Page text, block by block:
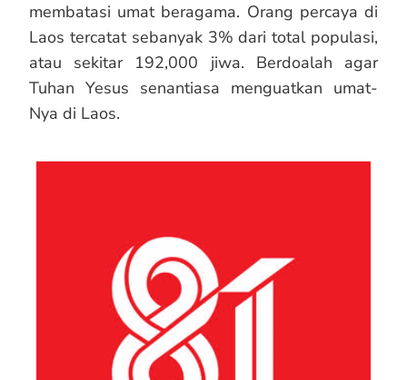
membatasi umat beragama. Orang percaya di
Laos tercatat sebanyak 3% dari total populasi,
atau sekitar 192,000 jiwa. Berdoalah agar
Tuhan Yesus senantiasa menguatkan umat-
Nya di Laos.